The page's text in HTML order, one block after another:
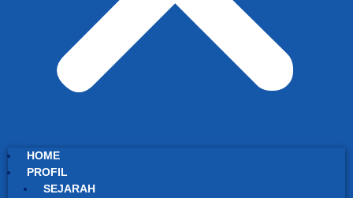
HOME
PROFIL
SEJARAH